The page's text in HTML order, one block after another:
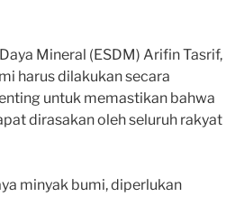
Mineral (ESDM) Arifin Tasrif,
harus dilakukan secara
untuk memastikan bahwa
dirasakan oleh seluruh rakyat
minyak bumi, diperlukan